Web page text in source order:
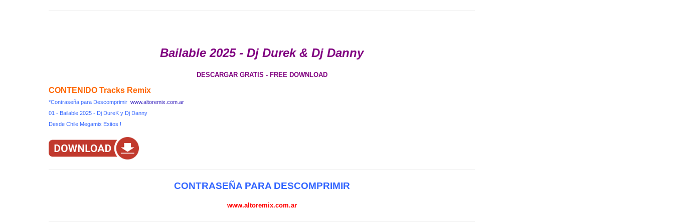
Bailable 2025 - Dj Durek & Dj Danny
DESCARGAR GRATIS - FREE DOWNLOAD
CONTENIDO Tracks Remix
*Contraseña para Descomprimir www.altoremix.com.ar
01 - Bailable 2025 - Dj DureK y Dj Danny
Desde Chile Megamix Exitos !
CONTRASEÑA PARA DESCOMPRIMIR
www.altoremix.com.ar